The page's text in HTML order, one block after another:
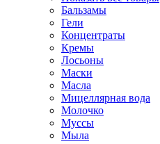
Бальзамы
Гели
Концентраты
Кремы
Лосьоны
Маски
Масла
Мицеллярная вода
Молочко
Муссы
Мыла